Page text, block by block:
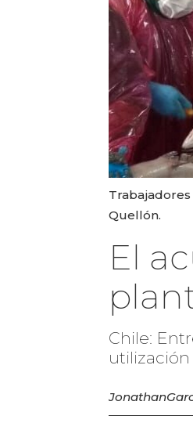
Quellón.
El
Chile:
Jonathan